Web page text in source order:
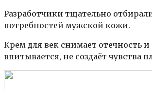
Разработчики тщательно
потребностей мужской кожи.
Крем для век снимает отечность
впитывается, не создаёт чувства